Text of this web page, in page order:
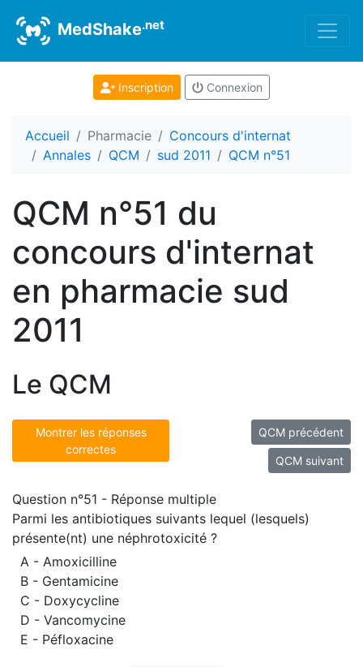
MedShake.net
Inscription Connexion
Accueil Pharmacie
Concours d'internat
Annales
QCM sud 2011 QCM n°51
QCM n°51 du
concours d'internat
en pharmacie sud
2011
Le QCM
Montrer les réponses
correctes
QCM précédent
QCM suivant
Question n°51 - Réponse multiple
Parmi les antibiotiques suivants lequel (lesquels)
présente(nt) une néphrotoxicité ?
A - Amoxicilline
B - Gentamicine
C - Doxycycline
D - Vancomycine
E - Péfloxacine